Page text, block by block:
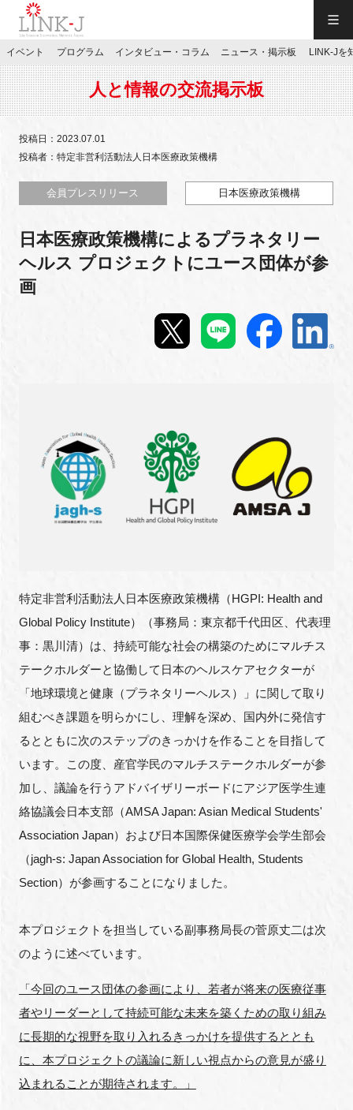
JP／EN
特別会員専用メニュー
施設ご予約
お問い合わせ
プログラム
インタビュー・コラム
LINK-Jを知る
施設・アクセス
FAQ
イベントお知らせメール登録
イベント プログラム インタビュー・コラム ニュース・掲示板 LINK-Jを
人と情報の交流掲示板
投稿日：2023.07.01
投稿者：特定非営利活動法人日本医療政策機構
会員プレスリリース 日本医療政策機構
日本医療政策機構によるプラネタリー
ヘルス プロジェクトにユース団体が参
画
特定非営利活動法人日本医療政策機構（HGPI: Health and
Global Policy Institute）（事務局：東京都千代田区、代表理
事：黒川清）は、持続可能な社会の構築のためにマルチス
テークホルダーと協働して日本のヘルスケアセクターが
「地球環境と健康（プラネタリーヘルス）」に関して取り
組むべき課題を明らかにし、理解を深め、国内外に発信す
るとともに次のステップのきっかけを作ることを目指して
います。この度、産官学民のマルチステークホルダーが参
加し、議論を行うアドバイザリーボードにアジア医学生連
絡協議会日本支部（AMSA Japan: Asian Medical Students'
Association Japan）および日本国際保健医療学会学生部会
（jagh-s: Japan Association for Global Health, Students
Section）が参画することになりました。
本プロジェクトを担当している副事務局長の菅原丈二は次
のように述べています。
「今回のユース団体の参画により、若者が将来の医療従事
者やリーダーとして持続可能な未来を築くための取り組み
に長期的な視野を取り入れるきっかけを提供するととも
に、本プロジェクトの議論に新しい視点からの意見が盛り
込まれることが期待されます。」